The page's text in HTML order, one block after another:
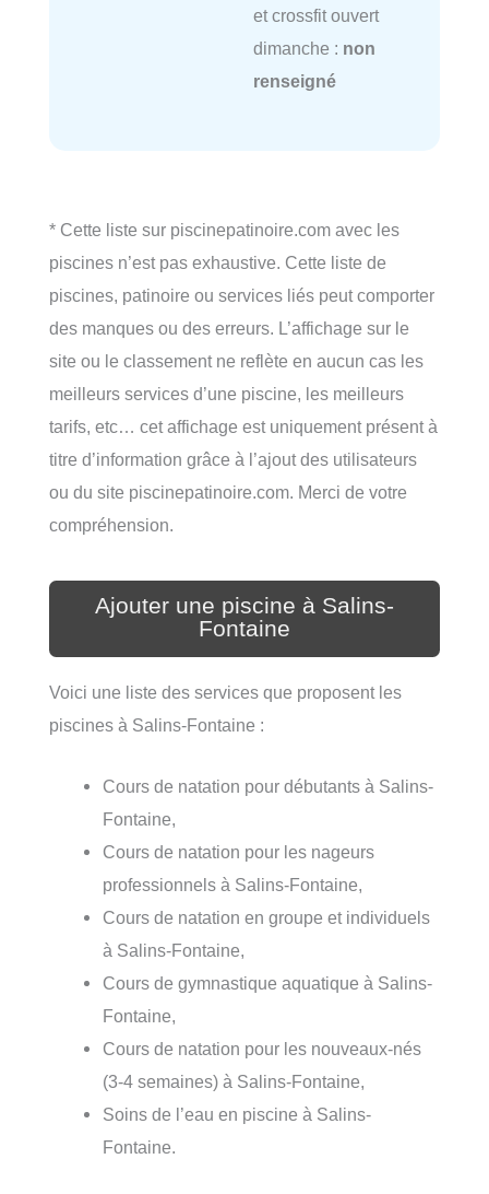
et crossfit ouvert
dimanche : non
renseigné
* Cette liste sur piscinepatinoire.com avec les
piscines n’est pas exhaustive. Cette liste de
piscines, patinoire ou services liés peut comporter
des manques ou des erreurs. L’affichage sur le
site ou le classement ne reflète en aucun cas les
meilleurs services d’une piscine, les meilleurs
tarifs, etc… cet affichage est uniquement présent à
titre d’information grâce à l’ajout des utilisateurs
ou du site piscinepatinoire.com. Merci de votre
compréhension.
Ajouter une piscine à Salins-
Fontaine
Voici une liste des services que proposent les
piscines à Salins-Fontaine :
Cours de natation pour débutants à Salins-
Fontaine,
Cours de natation pour les nageurs
professionnels à Salins-Fontaine,
Cours de natation en groupe et individuels
à Salins-Fontaine,
Cours de gymnastique aquatique à Salins-
Fontaine,
Cours de natation pour les nouveaux-nés
(3-4 semaines) à Salins-Fontaine,
Soins de l’eau en piscine à Salins-
Fontaine.